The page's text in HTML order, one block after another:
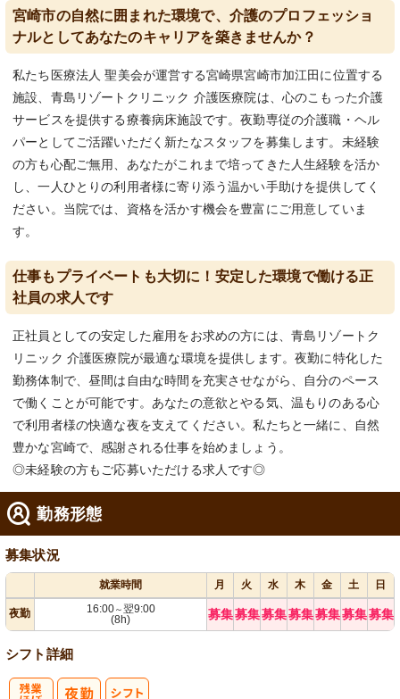
宮崎市の自然に囲まれた環境で、介護のプロフェッショ
ナルとしてあなたのキャリアを築きませんか？
私たち医療法人 聖美会が運営する宮崎県宮崎市加江田に位置する
施設、青島リゾートクリニック 介護医療院は、心のこもった介護
サービスを提供する療養病床施設です。夜勤専従の介護職・ヘル
パーとしてご活躍いただく新たなスタッフを募集します。未経験
の方も心配ご無用、あなたがこれまで培ってきた人生経験を活か
し、一人ひとりの利用者様に寄り添う温かい手助けを提供してく
ださい。当院では、資格を活かす機会を豊富にご用意していま
す。
仕事もプライベートも大切に！安定した環境で働ける正
社員の求人です
正社員としての安定した雇用をお求めの方には、青島リゾートク
リニック 介護医療院が最適な環境を提供します。夜勤に特化した
勤務体制で、昼間は自由な時間を充実させながら、自分のペース
で働くことが可能です。あなたの意欲とやる気、温もりのある心
で利用者様の快適な夜を支えてください。私たちと一緒に、自然
豊かな宮崎で、感謝される仕事を始めましょう。
◎未経験の方もご応募いただける求人です◎
勤務形態
募集状況
就業時間 月 火 水 木 金 土 日
夜勤 16:00～翌9:00
(8h)
募集募集募集募集募集募集募集
シフト詳細